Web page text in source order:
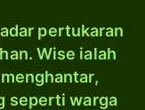
pertukaran
Wise ialah
seperti warga